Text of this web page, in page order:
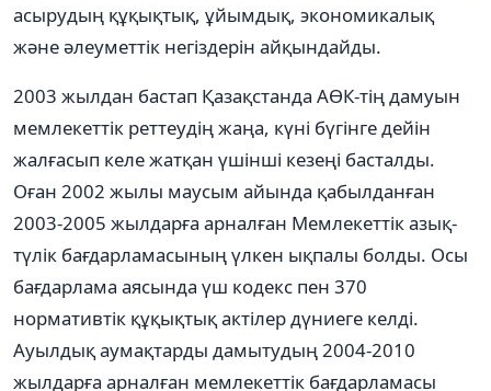
асырудың құқықтық, ұйымдық, экономикалық
жəне əлеуметтік негіздерін айқындайды.
2003 жылдан бастап Қазақстанда АӨК-тің дамуын
мемлекеттік реттеудің жаңа, күні бүгінге дейін
жалғасып келе жатқан үшінші кезеңі басталды.
Оған 2002 жылы маусым айында қабылданған
2003-2005 жылдарға арналған Мемлекеттік азық-
түлік бағдарламасының үлкен ықпалы болды. Осы
бағдарлама аясында үш кодекс пен 370
нормативтік құқықтық актілер дүниеге келді.
Ауылдық аумақтарды дамытудың 2004-2010
жылдарға арналған мемлекеттік бағдарламасы